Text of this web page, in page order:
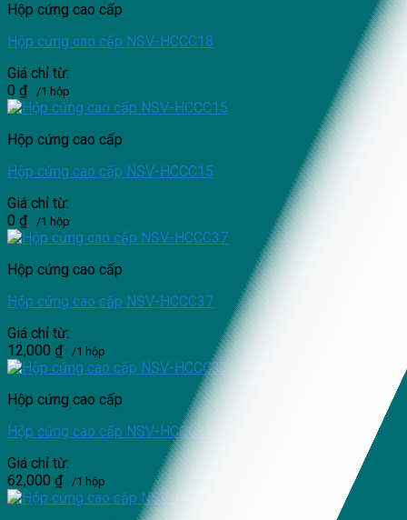
Hộp cứng cao cấp
Hộp cứng cao cấp NSV-HCCC18
Giá chỉ từ:
0 ₫ /1 hộp
Hộp cứng cao cấp
Hộp cứng cao cấp NSV-HCCC15
Giá chỉ từ:
0 ₫ /1 hộp
Hộp cứng cao cấp
Hộp cứng cao cấp NSV-HCCC37
Giá chỉ từ:
12,000 ₫ /1 hộp
Hộp cứng cao cấp
Hộp cứng cao cấp NSV-HCCC33
Giá chỉ từ:
62,000 ₫ /1 hộp